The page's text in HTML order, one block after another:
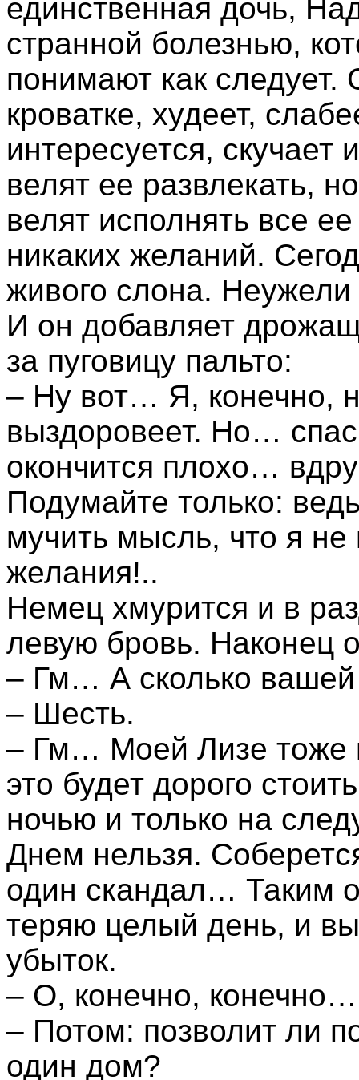
единственная дочь,
странной болезнью,
понимают как
кроватке, худеет,
интересуется, скучает
велят ее развлекать,
велят исполнять все
никаких желаний.
живого слона.
И он добавляет
за пуговицу пальто:
– Ну вот… Я, конечно,
выздоровеет. Но…
окончится плохо…
Подумайте только:
мучить мысль, что я
желания!..
Немец хмурится и в
левую бровь. Наконец
– Гм… А сколько вашей
– Шесть.
– Гм… Моей Лизе тоже
это будет дорого
ночью и только на
Днем нельзя.
один скандал… Таким
теряю целый день, и
убыток.
– О, конечно,
– Потом: позволит ли
один дом?